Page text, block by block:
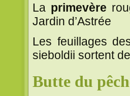
La primevère
Jardin d’Astrée
Les feuillages
sieboldii sortent
Butte du